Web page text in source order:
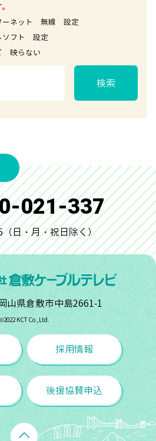
ーネット 無線 設定
設定
ない
検索
021-337
日・月・祝日除く）
山県倉敷市中島2661-1
©︎2022 KCT Co.,Ltd.
採用情報
後援協賛申込